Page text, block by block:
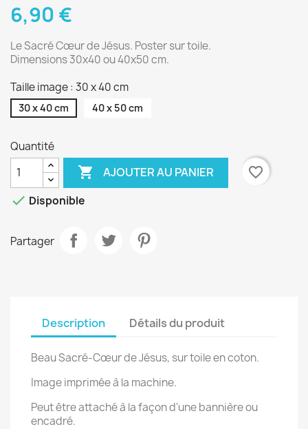
6,90 €
Le Sacré Cœur de Jésus. Poster sur toile.
Dimensions 30x40 ou 40x50 cm.
Taille image : 30 x 40 cm
30 x 40 cm 40 x 50 cm
Quantité
 AJOUTER AU PANIER
favorite_border
 Disponible
Partager
Description Détails du produit
Beau Sacré-Cœur de Jésus, sur toile en coton.
Image imprimée à la machine.
Peut être attaché à la façon d'une bannière ou
encadré.